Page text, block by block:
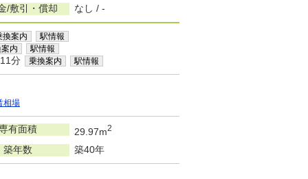
/敷引・償却 なし / -
換案内
駅情報
内
駅情報
分 乗換案内 駅情報
相場
有面積 29.97m2
築年数 築40年